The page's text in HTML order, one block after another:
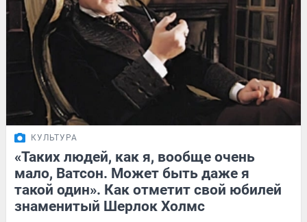
КУЛЬТУРА
«Таких людей, как я, вообще очень
мало, Ватсон. Может быть даже я
такой один». Как отметит свой юбилей
знаменитый Шерлок Холмс